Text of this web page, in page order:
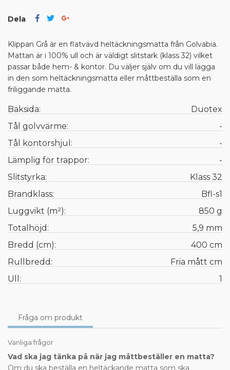
Dela
Klippan Grå är en flatvävd heltäckningsmatta från Golvabia.
Mattan är i 100% ull och är väldigt slitstark (klass 32) vilket
passar både hem- & kontor. Du väljer själv om du vill lägga
in den som heltäckningsmatta eller måttbeställa som en
friliggande matta.
Baksida:
Duotex
Tål golvvärme:
-
Tål kontorshjul:
-
Lämplig för trappor:
-
Slitstyrka:
Klass 32
Brandklass:
Bfl-s1
Luggvikt (m²):
850 g
Totalhöjd:
5,9 mm
Bredd (cm):
400 cm
Rullbredd:
Fria mått cm
Ull:
1
Fråga om produkt
Vanliga frågor
Vad ska jag tänka på när jag måttbeställer en matta?
Om du ska beställa en heltäckande matta som ska